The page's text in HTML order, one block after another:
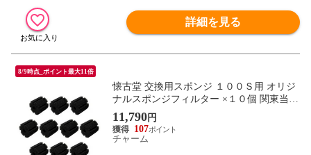
詳細を見る
8/9時点_ポイント最大11倍
懐古堂 交換用スポンジ １００Ｓ用 オリジ
ナルスポンジフィルター ×１０個 関東当日
便
11,790円
107
チャーム